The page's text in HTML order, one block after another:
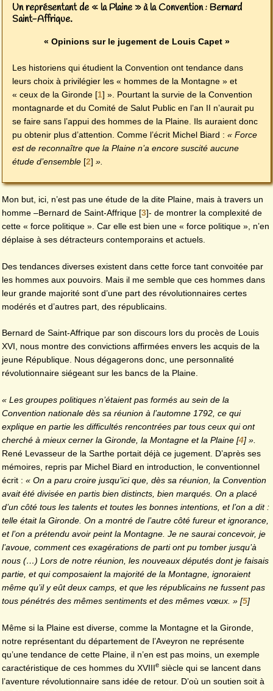
Un représentant de « la Plaine » à la Convention : Bernard
Saint-Affrique.
« Opinions sur le jugement de Louis Capet »
Les historiens qui étudient la Convention ont tendance dans
leurs choix à privilégier les « hommes de la Montagne » et
« ceux de la Gironde [1] ». Pourtant la survie de la Convention
montagnarde et du Comité de Salut Public en l’an II n’aurait pu
se faire sans l’appui des hommes de la Plaine. Ils auraient donc
pu obtenir plus d’attention. Comme l’écrit Michel Biard : « Force
est de reconnaître que la Plaine n’a encore suscité aucune
étude d’ensemble [2] ».
Mon but, ici, n’est pas une étude de la dite Plaine, mais à travers un
homme –Bernard de Saint-Affrique [3]- de montrer la complexité de
cette « force politique ». Car elle est bien une « force politique », n’en
déplaise à ses détracteurs contemporains et actuels.
Des tendances diverses existent dans cette force tant convoitée par
les hommes aux pouvoirs. Mais il me semble que ces hommes dans
leur grande majorité sont d’une part des révolutionnaires certes
modérés et d’autres part, des républicains.
Bernard de Saint-Affrique par son discours lors du procès de Louis
XVI, nous montre des convictions affirmées envers les acquis de la
jeune République. Nous dégagerons donc, une personnalité
révolutionnaire siégeant sur les bancs de la Plaine.
« Les groupes politiques n’étaient pas formés au sein de la
Convention nationale dès sa réunion à l’automne 1792, ce qui
explique en partie les difficultés rencontrées par tous ceux qui ont
cherché à mieux cerner la Gironde, la Montagne et la Plaine [4] ».
René Levasseur de la Sarthe portait déjà ce jugement. D’après ses
mémoires, repris par Michel Biard en introduction, le conventionnel
écrit : « On a paru croire jusqu’ici que, dès sa réunion, la Convention
avait été divisée en partis bien distincts, bien marqués. On a placé
d’un côté tous les talents et toutes les bonnes intentions, et l’on a dit :
telle était la Gironde. On a montré de l’autre côté fureur et ignorance,
et l’on a prétendu avoir peint la Montagne. Je ne saurai concevoir, je
l’avoue, comment ces exagérations de parti ont pu tomber jusqu’à
nous (…) Lors de notre réunion, les nouveaux députés dont je faisais
partie, et qui composaient la majorité de la Montagne, ignoraient
même qu’il y eût deux camps, et que les républicains ne fussent pas
tous pénétrés des mêmes sentiments et des mêmes vœux. » [5]
Même si la Plaine est diverse, comme la Montagne et la Gironde,
notre représentant du département de l’Aveyron ne représente
qu’une tendance de cette Plaine, il n’en est pas moins, un exemple
caractéristique de ces hommes du XVIIIe siècle qui se lancent dans
l’aventure révolutionnaire sans idée de retour. D’où un soutien soit à